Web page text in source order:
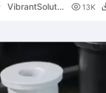
VibrantSolutio
 13K